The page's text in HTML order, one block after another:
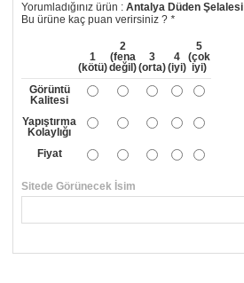
Yorumladığınız ürün :Antalya Düden Şelalesi
Bu ürüne kaç puan verirsiniz ?*
1
(kötü)
2
(fena
değil)
3
(orta)
4
(iyi)
5
(çok
iyi)
Görüntü
Kalitesi
Yapıştırma
Kolaylığı
Fiyat
Sitede Görünecek İsim